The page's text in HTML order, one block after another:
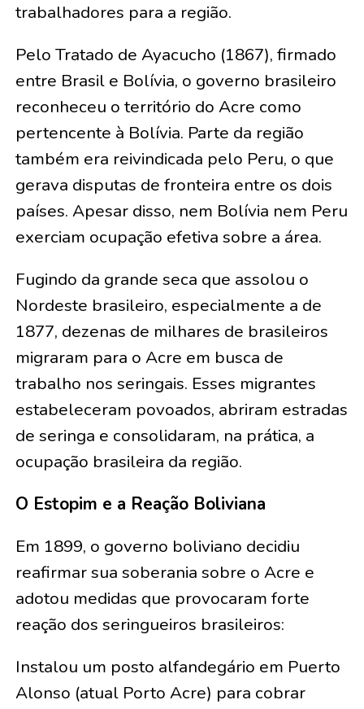
trabalhadores para a região.
Pelo Tratado de Ayacucho (1867), firmado
entre Brasil e Bolívia, o governo brasileiro
reconheceu o território do Acre como
pertencente à Bolívia. Parte da região
também era reivindicada pelo Peru, o que
gerava disputas de fronteira entre os dois
países. Apesar disso, nem Bolívia nem Peru
exerciam ocupação efetiva sobre a área.
Fugindo da grande seca que assolou o
Nordeste brasileiro, especialmente a de
1877, dezenas de milhares de brasileiros
migraram para o Acre em busca de
trabalho nos seringais. Esses migrantes
estabeleceram povoados, abriram estradas
de seringa e consolidaram, na prática, a
ocupação brasileira da região.
O Estopim e a Reação Boliviana
Em 1899, o governo boliviano decidiu
reafirmar sua soberania sobre o Acre e
adotou medidas que provocaram forte
reação dos seringueiros brasileiros:
Instalou um posto alfandegário em Puerto
Alonso (atual Porto Acre) para cobrar